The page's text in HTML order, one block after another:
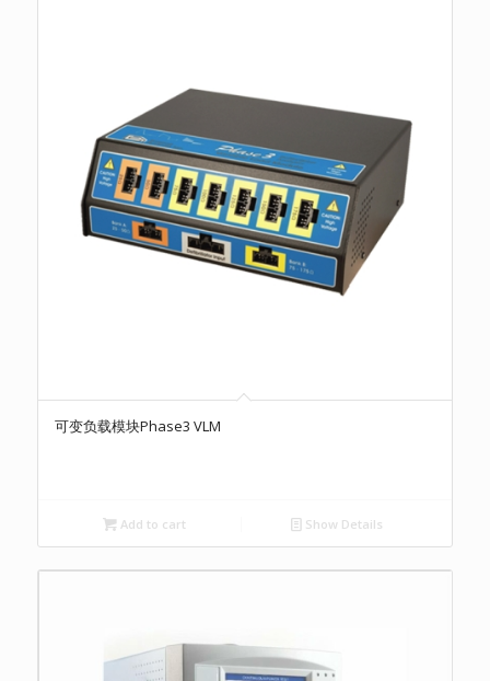
可变负载模块Phase3 VLM
Add to cart Show Details